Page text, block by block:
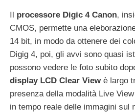
Il processore Digic 4 Canon,
CMOS, permette una
14 bit, in modo da ottenere dei
Digig 4, poi, gli avvi sono quasi
possono vedere le foto subito
display LCD Clear View è largo
presenza della modalità Live
in tempo reale delle immagini sul